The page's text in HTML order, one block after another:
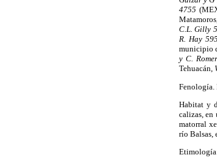
4755
C.L. Gilly
R. Hay
municipio
y C.
Tehuacán,
Fenología.
Habitat y
calizas, en
matorral
río Balsas,